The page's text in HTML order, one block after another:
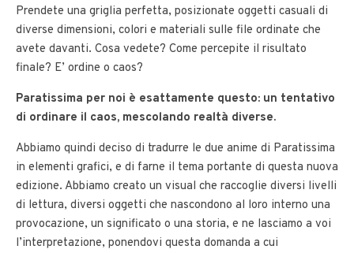
Prendete una griglia perfetta, posizionate oggetti casuali di
diverse dimensioni, colori e materiali sulle file ordinate che
avete davanti. Cosa vedete? Come percepite il risultato
finale? E’ ordine o caos?
Paratissima per noi è esattamente questo: un tentativo
di ordinare il caos, mescolando realtà diverse.
Abbiamo quindi deciso di tradurre le due anime di Paratissima
in elementi grafici, e di farne il tema portante di questa nuova
edizione. Abbiamo creato un visual che raccoglie diversi livelli
di lettura, diversi oggetti che nascondono al loro interno una
provocazione, un significato o una storia, e ne lasciamo a voi
l’interpretazione, ponendovi questa domanda a cui